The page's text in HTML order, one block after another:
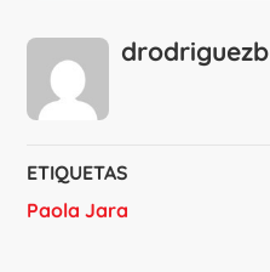
drodriguezb
ETIQUETAS
Paola Jara